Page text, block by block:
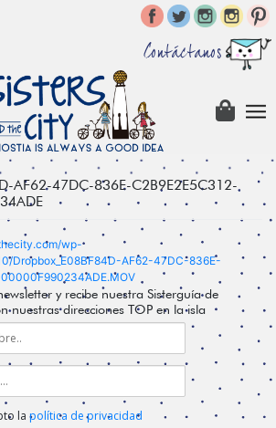
Contáctanos
AF62-47DC-836E-C2B9E2E5C312-
wp-
Dropbox_E08BF84D-AF62-47DC-836E-
y recibe nuestra Sisterguía de
nuestras direcciones TOP en la isla
la política de privacidad